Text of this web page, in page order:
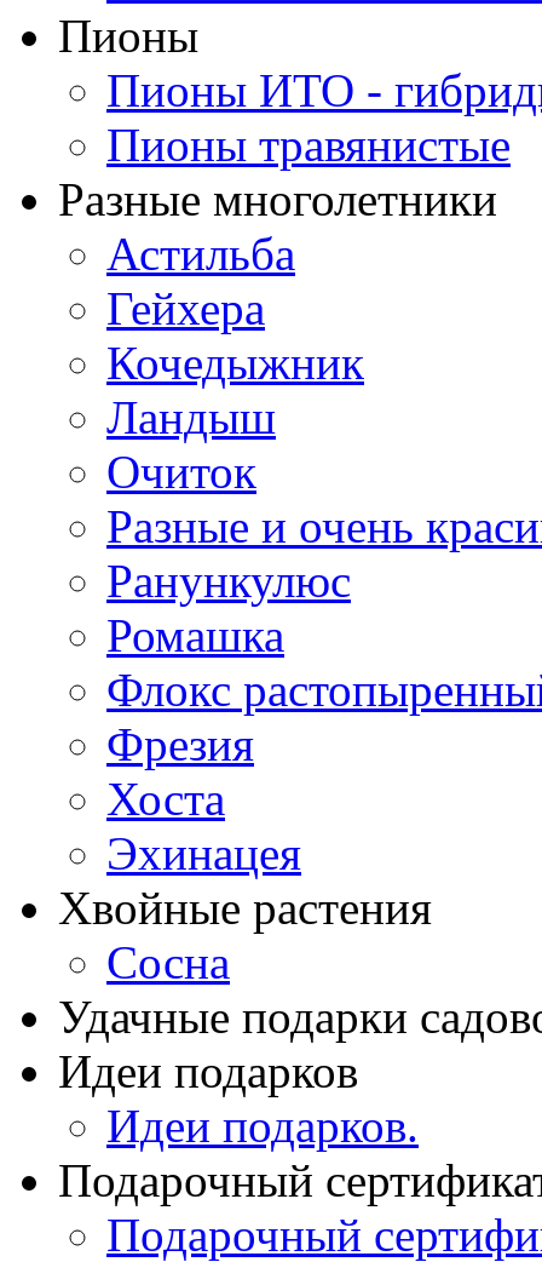
Пионы
Пионы ИТО -
Пионы травянистые
Разные многолетники
Астильба
Гейхера
Кочедыжник
Ландыш
Очиток
Разные и очень
Ранункулюс
Ромашка
Флокс
Фрезия
Хоста
Эхинацея
Хвойные растения
Сосна
Удачные подарки
Идеи подарков
Идеи подарков.
Подарочный
Подарочный